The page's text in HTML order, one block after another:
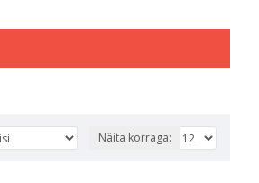
Näita korraga: